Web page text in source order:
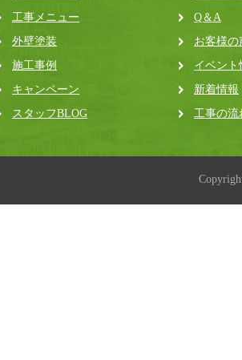
工事メニュー
外壁塗装
施工事例
キャンペーン
スタッフBLOG
Q＆A
お客様の
イベント
新着情報
工事の流